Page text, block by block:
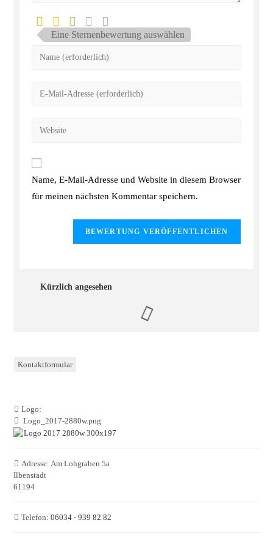
Eine Sternenbewertung auswählen
Name, E-Mail-Adresse und Website in diesem Browser
für meinen nächsten Kommentar speichern.
Kürzlich angesehen
Kontaktformular
Logo:
Logo_2017-2880w.png
Adresse: Am Lohgraben 5a
Ilbenstadt
61194
Telefon: 06034 - 939 82 82